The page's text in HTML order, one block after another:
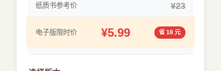
纸质书参考价 ¥23
电子版限时价 ¥5.99 省 18 元